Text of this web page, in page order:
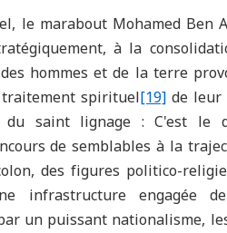
le marabout Mohamed Ben
à la
hommes et de la terre
traitement spirituel[19]de
saint lignage : C'est le
de semblables à la
des figures politico-
infrastructure engagée
un puissant nationalisme,